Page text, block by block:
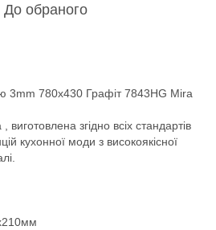
До обраного
3mm 780х430 Графіт 7843HG Mira
згідно всіх стандартів
кухонної моди з високоякісної